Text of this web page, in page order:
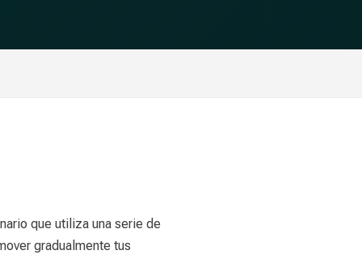
que utiliza una serie de
gradualmente tus